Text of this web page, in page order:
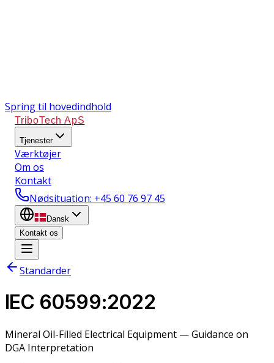
Spring til hovedindhold
TriboTech ApS
Tjenester
Værktøjer
Om os
Kontakt
Nødsituation: +45 60 76 97 45
Dansk
Kontakt os
Standarder
IEC 60599:2022
Mineral Oil-Filled Electrical Equipment — Guidance on
DGA Interpretation